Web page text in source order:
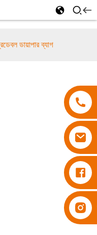
ডায়াপার ব্যাগ